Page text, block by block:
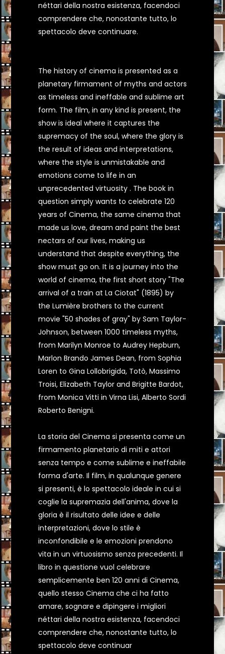
néttari della nostra esistenza, facendoci
comprendere che, nonostante tutto, lo
spettacolo deve continuare.
The history of cinema is presented as a
planetary firmament of myths and actors
as timeless and ineffable and sublime art
form. The film, in any kind is present, the
show is ideal where it captures the
supremacy of the soul, where the glory is
the result of ideas and interpretations,
where the style is unmistakable and
emotions come to life in an
unprecedented virtuosity . The book in
question simply wants to celebrate 120
years of Cinema, the same cinema that
made us love, dream and paint the best
nectars of our lives, making us
understand that despite everything, the
show must go on. It is a journey into the
world of cinema, the first short story "The
arrival of a train at La Ciotat" (1895) by
the Lumière brothers to the current
movie "50 shades of gray" by Sam Taylor-
Johnson, between 1000 timeless myths,
from Marilyn Monroe to Audrey Hepburn,
Marlon Brando James Dean, from Sophia
Loren to Gina Lollobrigida, Totò, Massimo
Troisi, Elizabeth Taylor and Brigitte Bardot,
from Monica Vitti in Virna Lisi, Alberto Sordi
Roberto Benigni.
La storia del Cinema si presenta come un
firmamento planetario di miti e attori
senza tempo e come sublime e ineffabile
forma d'arte. Il film, in qualunque genere
si presenti, è lo spettacolo ideale in cui si
coglie la supremazia dell'anima, dove la
gloria è il risultato delle idee e delle
interpretazioni, dove lo stile è
inconfondibile e le emozioni prendono
vita in un virtuosismo senza precedenti. Il
libro in questione vuol celebrare
semplicemente ben 120 anni di Cinema,
quello stesso Cinema che ci ha fatto
amare, sognare e dipingere i migliori
néttari della nostra esistenza, facendoci
comprendere che, nonostante tutto, lo
spettacolo deve continuar